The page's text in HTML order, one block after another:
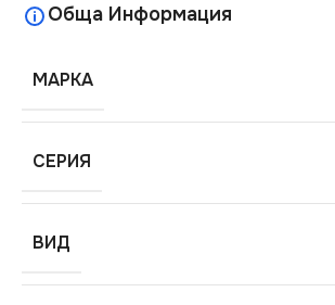
Обща Информация
МАРКА
СЕРИЯ
ВИД